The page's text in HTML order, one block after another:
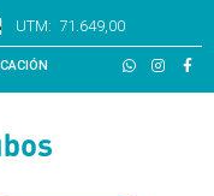
UTM: 71.649,00